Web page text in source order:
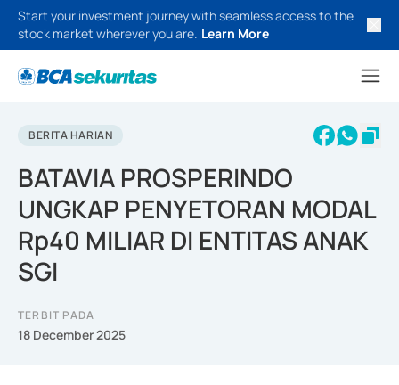
Start your investment journey with seamless access to the
stock market wherever you are. Learn More
BERITA HARIAN
BATAVIA PROSPERINDO
UNGKAP PENYETORAN MODAL
Rp40 MILIAR DI ENTITAS ANAK
SGI
TERBIT PADA
18 December 2025